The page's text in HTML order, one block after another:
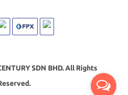
SDN BHD. All Rights